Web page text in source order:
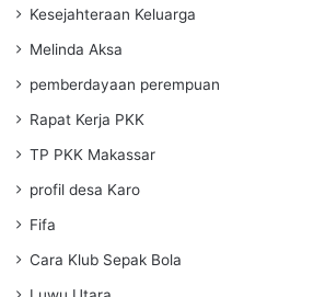
Kesejahteraan Keluarga
Melinda Aksa
pemberdayaan perempuan
Rapat Kerja PKK
TP PKK Makassar
profil desa Karo
Fifa
Cara Klub Sepak Bola